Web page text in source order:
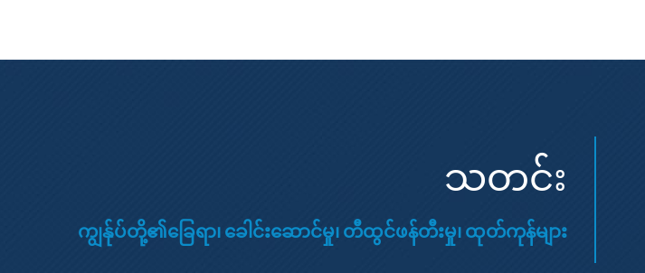
သတင်း
ကျွန်ုပ်တို့၏ခြေရာ၊ ခေါင်းဆောင်မှု၊ တီထွင်ဖန်တီးမှု၊ ထုတ်ကုန်များ